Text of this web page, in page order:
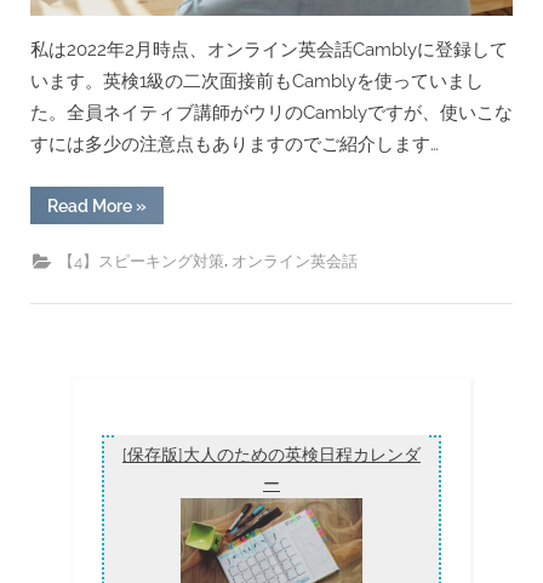
私は2022年2月時点、オンライン英会話Camblyに登録して
います。英検1級の二次面接前もCamblyを使っていまし
た。全員ネイティブ講師がウリのCamblyですが、使いこな
すには多少の注意点もありますのでご紹介します…
Read More“オ
ン
イ
会
法
[無
»
【4】スピーキング対策, オンライン英会話
[保存版]大人のための英検日程カレンダ
ー